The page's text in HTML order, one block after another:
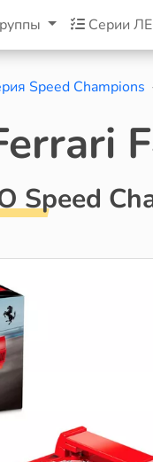
Серии
Speed Champions
Speed